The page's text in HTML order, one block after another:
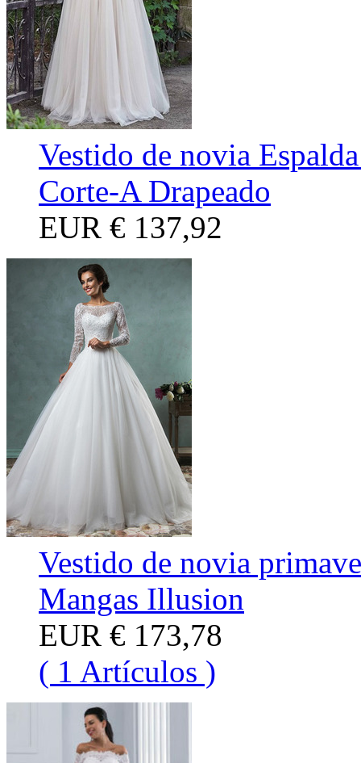
Vestido de novia
Corte-A Drapeado
EUR € 137,92
Vestido de novia
Mangas Illusion
EUR € 173,78
( 1 Artículos )